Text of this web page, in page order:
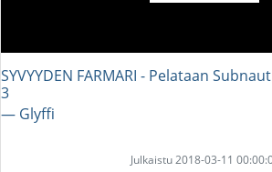
SYVYYDEN FARMARI - Pelataan
3
― Glyffi
Julkaistu 2018-03-11